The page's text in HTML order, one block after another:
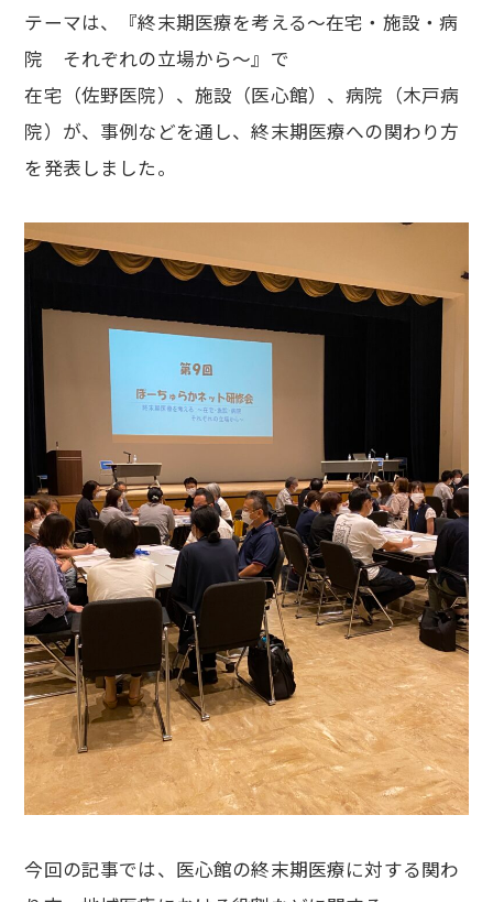
テーマは、『終末期医療を考える～在宅・施設・病
院 それぞれの立場から～』で
在宅（佐野医院）、施設（医心館）、病院（木戸病
院）が、事例などを通し、終末期医療への関わり方
を発表しました。
今回の記事では、医心館の終末期医療に対する関わ